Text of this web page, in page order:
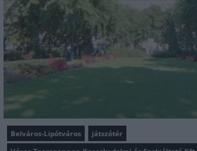
Belváros-Lipótváros
játszótér